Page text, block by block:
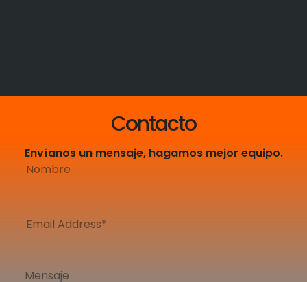
Contacto
Envíanos un mensaje, hagamos mejor equipo.